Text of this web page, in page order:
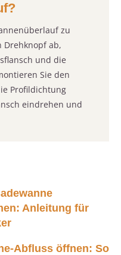
zu
Drehknopf ab,
und die
Sie den
Profildichtung
eindrehen und
Anleitung für
Abfluss öffnen: So